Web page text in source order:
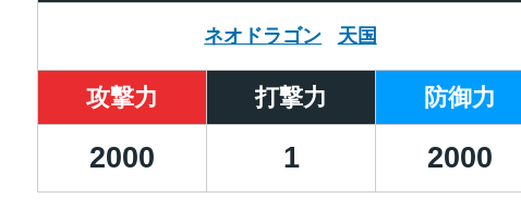
ネオドラゴン 天国
攻撃力 打撃力 防御力
2000 1 2000